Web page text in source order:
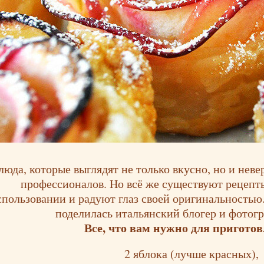
которые выглядят не только вкусно, но и
профессионалов. Но всё же существуют
и радуют глаз своей
поделилась итальянский блогер и
Все, что вам нужно для
2 яблока (лучше красных),